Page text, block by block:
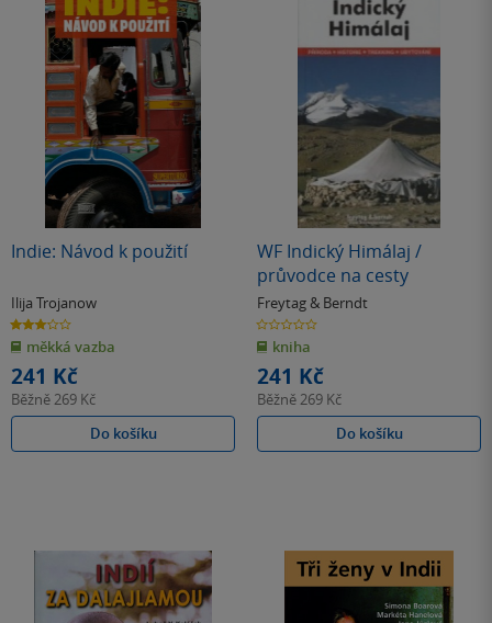
Indie: Návod k použití
Ilija Trojanow
3.0
z
5
hvězdiček
měkká vazba
241 Kč
Běžně269 Kč
Do košíku
WF Indický Himálaj /
průvodce na cesty
Freytag & Berndt
0.0
z
5
hvězdiček
kniha
241 Kč
Běžně269 Kč
Do košíku